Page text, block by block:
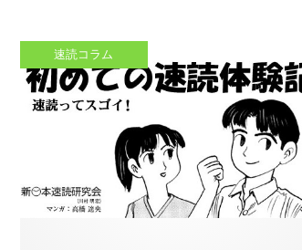
速読コラム